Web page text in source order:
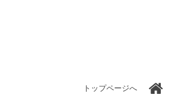
トップページへ